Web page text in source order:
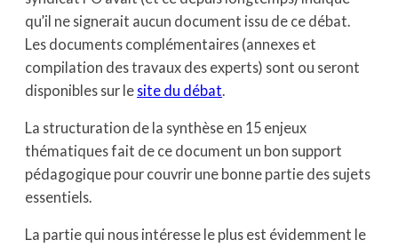
qu’il ne signerait aucun document issu de ce débat.
Les documents complémentaires (annexes et
compilation des travaux des experts) sont ou seront
disponibles sur le site du débat
La structuration de la synthèse en 15 enjeux
thématiques fait de ce document un bon support
pédagogique pour couvrir une bonne partie des sujets
essentiels.
La partie qui nous intéresse le plus est évidemment le